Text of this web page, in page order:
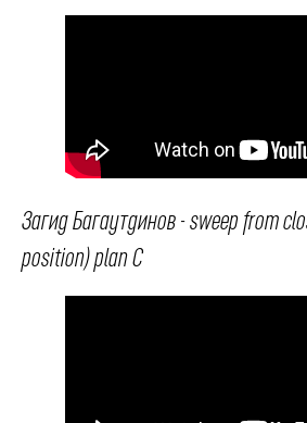
Загид Багаутдинов - sweep from
position) plan C